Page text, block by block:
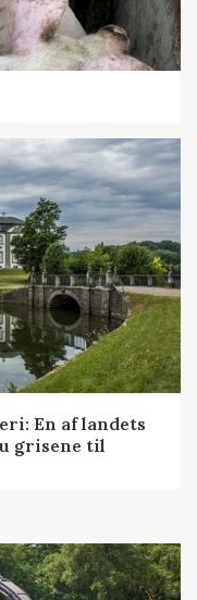
En af landets
grisene til